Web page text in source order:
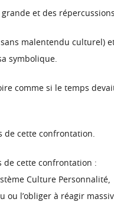
et des
malentendu culturel)
symbolique.
comme si le temps
de cette confrontation.
de cette confrontation :
Culture Personnalité,
ou l’obliger à réagir